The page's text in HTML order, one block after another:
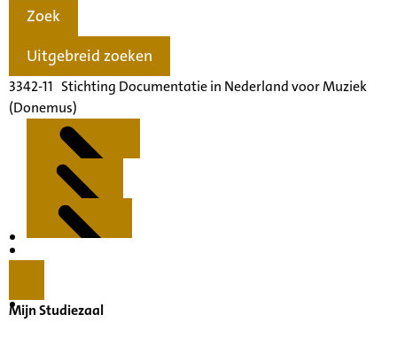
Zoek
Uitgebreid zoeken
3342-11 Stichting Documentatie in Nederland voor Muziek
(Donemus)
Inventaris
Mijn Studiezaal